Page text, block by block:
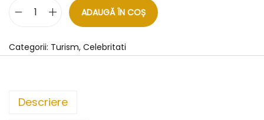
ADAUGĂ ÎN COȘ
Categorii: Turism, Celebritati
Descriere